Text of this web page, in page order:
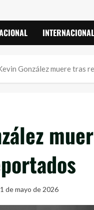
INTERNACIONAL
González muere tras
de mayo de 2026